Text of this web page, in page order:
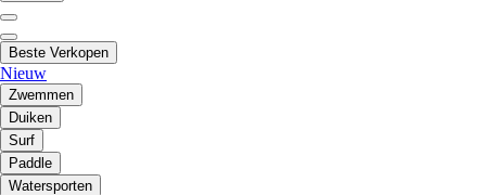
Beste Verkopen
Nieuw
Zwemmen
Duiken
Surf
Paddle
Watersporten